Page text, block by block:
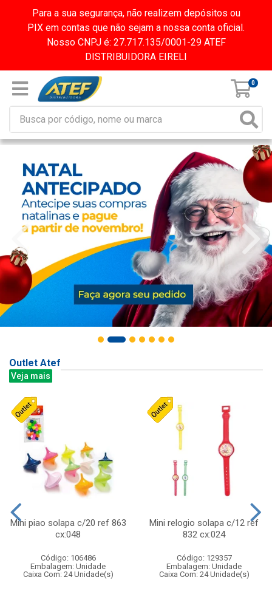
Para a sua segurança, não realizem depósitos ou
PIX em contas que não sejam a nossa conta oficial.
Nosso CNPJ é: 27.717.135/0001-29 ATEF
DISTRIBUIDORA EIRELI
0
Outlet Atef
Veja mais
Mini piao solapa c/20 ref 863
cx:048
Código: 106486
Embalagem: Unidade
Caixa Com: 24 Unidade(s)
Mini relogio solapa c/12 ref
832 cx:024
Código: 129357
Embalagem: Unidade
Caixa Com: 24 Unidade(s)